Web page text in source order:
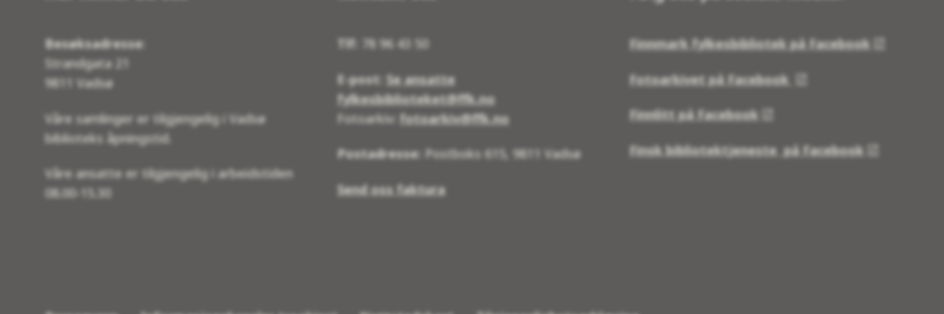
Besøksadresse:
Strandgata 21
9811 Vadsø
Våre samlinger er tilgjengelig i Vadsø
biblioteks åpningstid.
Våre ansatte er tilgjengelig i arbeidstiden
08.00-15.30
Tlf: 78 96 43 50
E-post: Se ansatte
fylkesbiblioteket@ffk.no
Fotoarkiv: fotoarkiv@ffk.no
Postadresse: Postboks 615, 9811 Vadsø
Send oss faktura
Finnmark fylkesbibliotek på Facebook
Fotoarkivet på Facebook
Finnlitt på Facebook
Finsk bibliotektjeneste på Facebook